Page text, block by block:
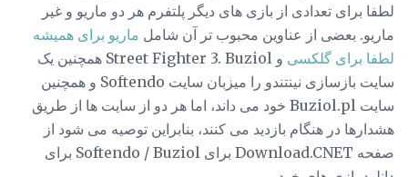
لطفا برای تعدادی از بازی های دیگر پلتفرم هر دو ماریو و غیر
ماریو. بعضی از عناوین محبوب تر آن شامل ماریو برای همیشه
لطفا برای گلکسی
و Street Fighter 3. Buziol همچنین یک
سایت بازسازی نینتندو را میزبان سایت Softendo و همچنین
سایت Buziol.pl خود می داند، اما هر دو از سایت ها از طریق
هشدارها در هنگام بازدید می کنند، بنابراین توصیه می شود از
صفحه Download.CNET برای Softendo / Buziol برای